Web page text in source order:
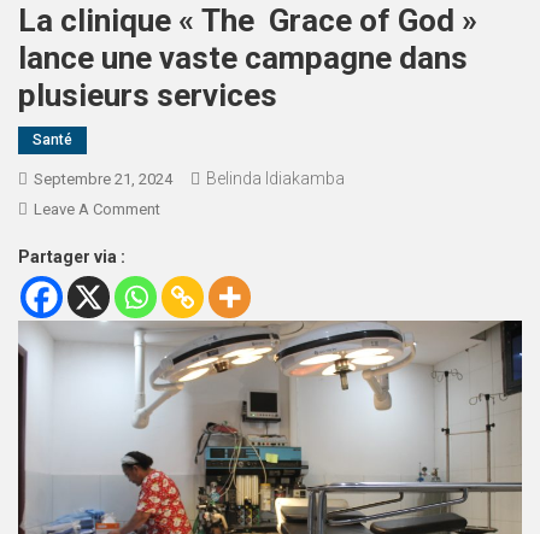
La clinique « The Grace of God »
lance une vaste campagne dans
plusieurs services
Santé
Septembre 21, 2024 Belinda Idiakamba
Leave A Comment
Partager via :